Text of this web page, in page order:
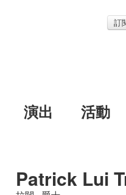
訂
演出 活動
Patrick Lui